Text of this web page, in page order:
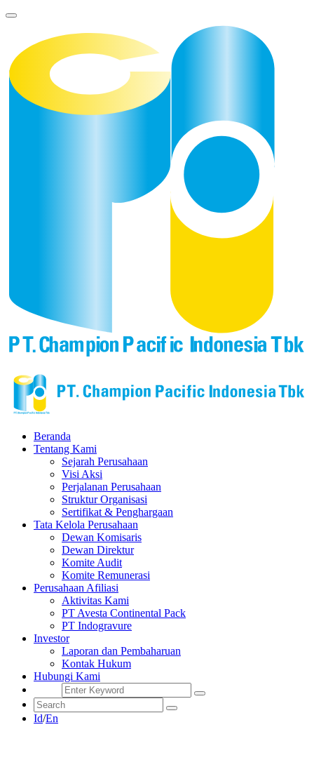
Beranda
Tentang Kami
Sejarah Perusahaan
Visi Aksi
Perjalanan Perusahaan
Struktur Organisasi
Sertifikat & Penghargaan
Tata Kelola Perusahaan
Dewan Komisaris
Dewan Direktur
Komite Audit
Komite Remunerasi
Perusahaan Afiliasi
Aktivitas Kami
PT Avesta Continental Pack
PT Indogravure
Investor
Laporan dan Pembaharuan
Kontak Hukum
Hubungi Kami
Id/En